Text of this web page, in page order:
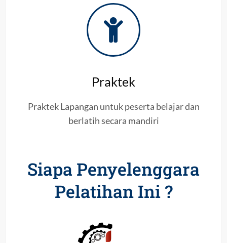
Praktek
Praktek Lapangan untuk peserta belajar dan
berlatih secara mandiri
Siapa Penyelenggara
Pelatihan Ini ?